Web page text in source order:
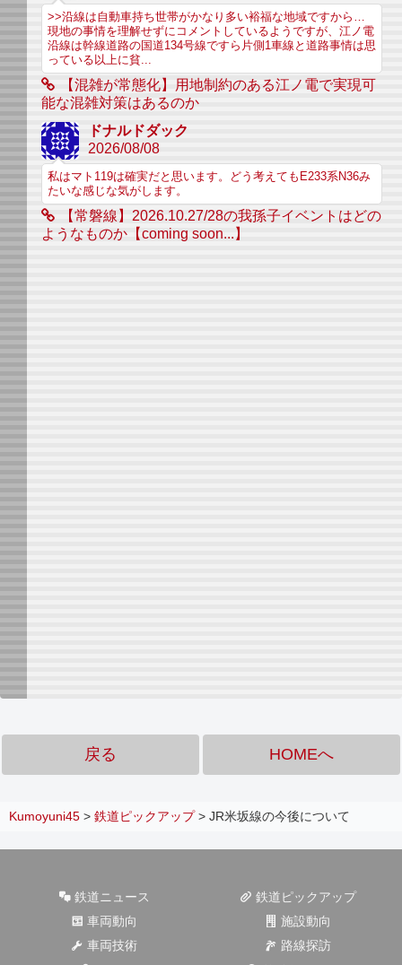
>>沿線は自動車持ち世帯がかなり多い裕福な地域ですから…
現地の事情を理解せずにコメントしているようですが、江ノ電
沿線は幹線道路の国道134号線ですら片側1車線と道路事情は思
っている以上に貧...
【混雑が常態化】用地制約のある江ノ電で実現可
能な混雑対策はあるのか
ドナルドダック
2026/08/08
私はマト119は確実だと思います。どう考えてもE233系N36み
たいな感じな気がします。
【常磐線】2026.10.27/28の我孫子イベントはどの
ようなものか【coming soon...】
戻る HOMEへ
Kumoyuni45 > 鉄道ピックアップ> JR米坂線の今後について
鉄道ニュース
鉄道ピックアップ
車両動向
施設動向
車両技術
路線探訪